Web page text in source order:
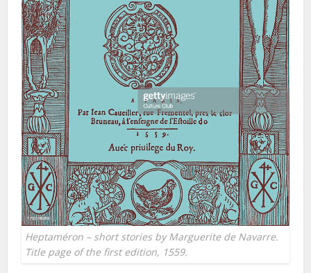
Heptaméron – short stories by Marguerite de Navarre.
Title page of the first edition, 1559.